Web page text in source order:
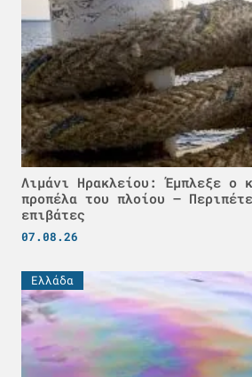
Λιμάνι Ηρακλείου: Έμπλεξε ο
προπέλα του πλοίου –
επιβάτες
07.08.26
Ελλάδα